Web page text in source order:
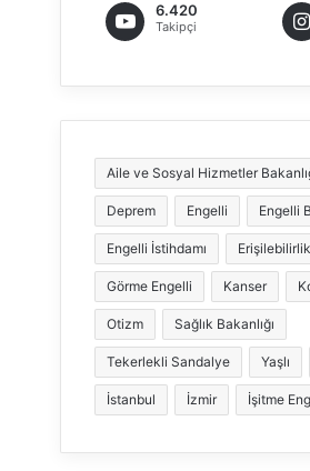
6.420
Takipçi
Aile ve Sosyal Hizmetler
Deprem Engelli Engelli
Engelli İstihdamı Erişilebilirlik
Görme Engelli Kanser
Otizm Sağlık Bakanlığı
Tekerlekli Sandalye Yaşlı
İstanbul İzmir İşitme